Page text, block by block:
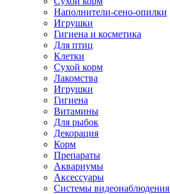
Наполнители-сено-опилки
Игрушки
Гигиена и косметика
Для птиц
Клетки
Сухой корм
Лакомства
Игрушки
Гигиена
Витамины
Для рыбок
Декорация
Корм
Препараты
Аквариумы
Аксессуары
Cистемы